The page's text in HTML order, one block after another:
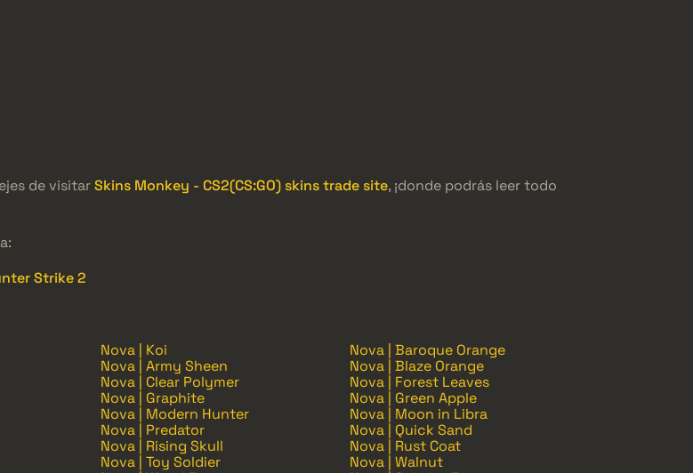
de visitarSkins Monkey - CS2(CS:GO) skins trade site, ¡donde podrás leer todo
Strike 2
Nova | Koi
Nova | Baroque Orange
Nova | Army Sheen
Nova | Blaze Orange
Nova | Clear Polymer
Nova | Forest Leaves
Nova | Graphite
Nova | Green Apple
Nova | Modern Hunter
Nova | Moon in Libra
Nova | Predator
Nova | Quick Sand
Nova | Rising Skull
Nova | Rust Coat
Nova | Toy Soldier
Nova | Walnut